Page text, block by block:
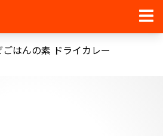
はんの素 ドライカレー